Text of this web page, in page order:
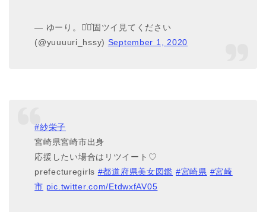
— ゆーり。⋆͛⋆͛固ツイ見てください
(@yuuuuri_hssy) September 1, 2020
#紗栄子
宮崎県宮崎市出身
応援したい場合はリツイート♡
prefecturegirls #都道府県美女図鑑 #宮崎県 #宮崎
市 pic.twitter.com/EtdwxfAV05